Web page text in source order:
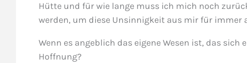
Hütte und für wie lange muss ich mich noch
werden, um diese Unsinnigkeit aus mir für immer
Wenn es angeblich das eigene Wesen ist, das
Hoffnung?